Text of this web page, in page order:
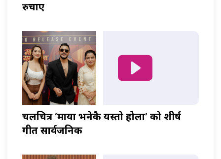
रुचाए
चलचित्र ‘माया भनेकै यस्तो होला’ को शीर्ष
गीत सार्वजनिक